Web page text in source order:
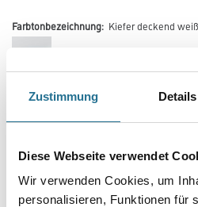
Zustimmung Details
Diese Webseite verwendet
Wir verwenden Cookies, um
personalisieren, Funktionen für
Farbtonbezeichnung: Kiefer deckend
Farbtonbezeichnung
Länge in centimeter